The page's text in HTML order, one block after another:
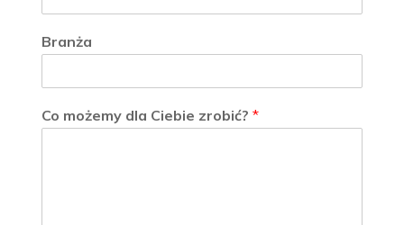
Branża
Co możemy dla Ciebie zrobić? *